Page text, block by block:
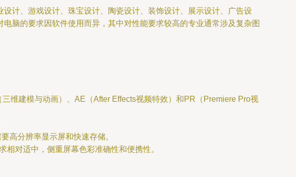
计、游戏设计、珠宝设计、陶瓷设计、装饰设计、展示设计、广告设
脑的要求因软件使用而异，其中对性能要求较高的专业通常涉及复杂图
维建模与动画）、AE（After Effects视频特效）和PR（Premiere Pro视
高分辨率显示屏和快速存储。
对适中，侧重屏幕色彩准确性和便携性。